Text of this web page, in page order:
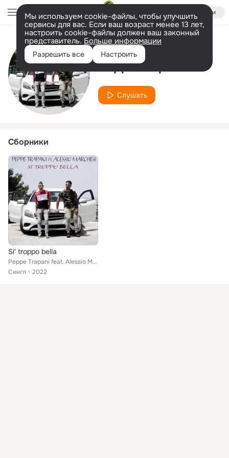
Войти
Мы используем cookie-файлы, чтобы улучшить
сервисы для вас. Если ваш возраст менее 13 лет,
настроить cookie-файлы должен ваш законный
представитель. Больше информации
Разрешить все Настроить
Исполнитель
Peppe Trapani
Слушать
Сборники
Si' troppo bella
Peppe Trapani feat. Alessio Marchesi
Сингл
2022